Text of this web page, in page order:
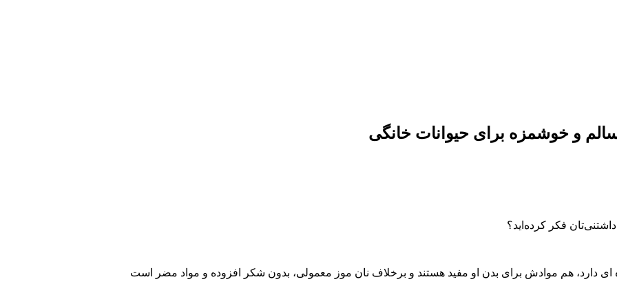
و خوشمزه برای حیوانات خانگی
فکر کرده‌اید؟
هم موادش برای بدن او مفید هستند و برخلاف نان موز معمولی، بدون شکر افزوده و مواد مضر است